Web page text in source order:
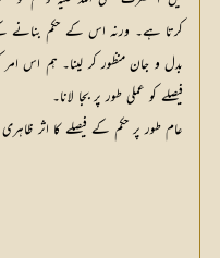
کرتا ہے۔ ورنہ اس کے حکم بنانے
بدل و جان منظور کر لینا۔ ہم اس
فیصلے کو عملی طور پر بجا لانا۔
عام طور پر حکم کے فیصلے کا اثر